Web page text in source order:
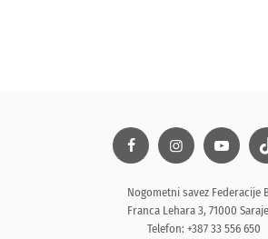
Nogometni savez Federacije
Franca Lehara 3, 71000
Telefon: +387 33 556 650